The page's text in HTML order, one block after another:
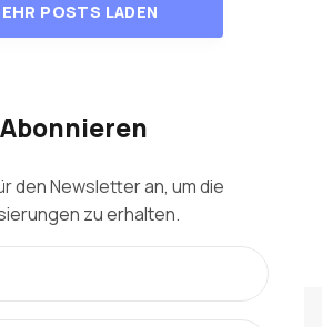
POSTS LADEN
Abonnieren
den Newsletter an, um die
zu erhalten.